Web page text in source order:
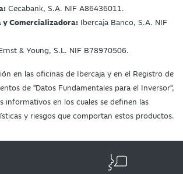
Cecabank, S.A. NIF A86436011.
y Comercializadora: Ibercaja Banco, S.A. NIF
& Young, S.L. NIF B78970506.
en las oficinas de Ibercaja y en el Registro de
de "Datos Fundamentales para el Inversor",
informativos en los cuales se definen las
y riesgos que comportan estos productos.